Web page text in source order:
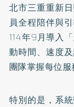
北市三重重新
員全程陪伴與
114年9月導入
動時間、速度
團隊掌握每位服
特別的是，系